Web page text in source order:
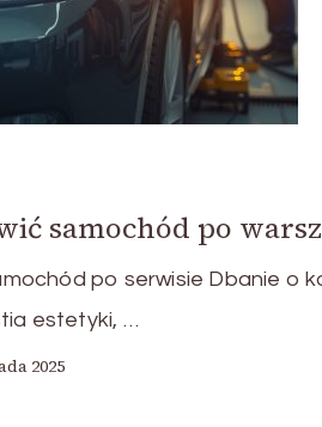
samochód po
po serwisie Dbanie o
estetyki, …
2025